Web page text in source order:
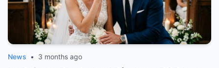
News • 3 months ago